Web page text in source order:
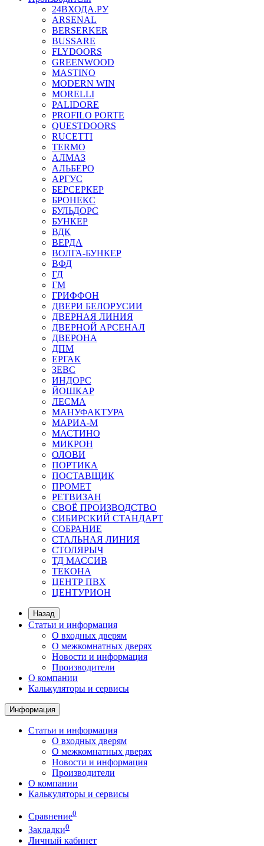
24ВХОДА.РУ
ARSENAL
BERSERKER
BUSSARE
FLYDOORS
GREENWOOD
MASTINO
MODERN WIN
MORELLI
PALIDORE
PROFILO PORTE
QUESTDOORS
RUCETTI
TERMO
АЛМАЗ
АЛЬБЕРО
АРГУС
БЕРСЕРКЕР
БРОНЕКС
БУЛЬДОРС
БУНКЕР
ВДК
ВЕРДА
ВОЛГА-БУНКЕР
ВФД
ГД
ГМ
ГРИФФОН
ДВЕРИ БЕЛОРУСИИ
ДВЕРНАЯ ЛИНИЯ
ДВЕРНОЙ АРСЕНАЛ
ДВЕРОНА
ДПМ
ЕРГАК
ЗЕВС
ИНДОРС
ЙОШКАР
ЛЕСМА
МАНУФАКТУРА
МАРИА-М
МАСТИНО
МИКРОН
ОЛОВИ
ПОРТИКА
ПОСТАВЩИК
ПРОМЕТ
РЕТВИЗАН
СВОЁ ПРОИЗВОДСТВО
СИБИРСКИЙ СТАНДАРТ
СОБРАНИЕ
СТАЛЬНАЯ ЛИНИЯ
СТОЛЯРЫЧ
ТД МАССИВ
ТЕКОНА
ЦЕНТР ПВХ
ЦЕНТУРИОН
Назад
Статьи и информация
О входных дверям
О межкомнатных дверях
Новости и информация
Производители
О компании
Калькуляторы и сервисы
Информация
Статьи и информация
О входных дверям
О межкомнатных дверях
Новости и информация
Производители
О компании
Калькуляторы и сервисы
Сравнение0
Закладки0
Личный кабинет